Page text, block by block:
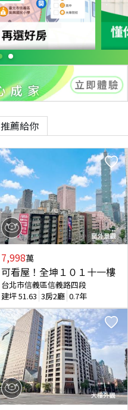
推薦給你
7,998萬
可看屋！全坤１０１十一樓
台北市信義區信義路四段
建坪51.63 3房2廳 0.7年